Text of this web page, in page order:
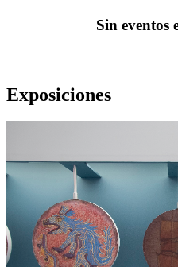
Sin eventos
Exposiciones